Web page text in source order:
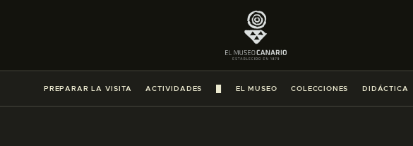
PREPARAR LA VISITA ACTIVIDADES EL MUSEO COLECCIONES DIDÁCTICA
PREPARAR LA VISITA
ACTIVIDADES
█